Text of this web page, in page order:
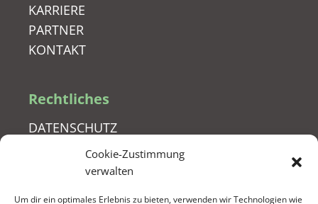
Cookie-Zustimmung
verwalten
Um dir ein optimales Erlebnis zu bieten, verwenden wir Technologien wie
KARRIERE
PARTNER
KONTAKT
Rechtliches
DATENSCHUTZ
IMPRESSUM
COOKIE-RICHTLINIE (EU)